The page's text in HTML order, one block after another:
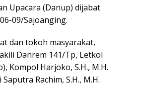
Upacara (Danup) dijabat
09/Sajoanging.
dan tokoh masyarakat,
Danrem 141/Tp, Letkol
Kompol Harjoko, S.H., M.H.
Rachim, S.H., M.H.